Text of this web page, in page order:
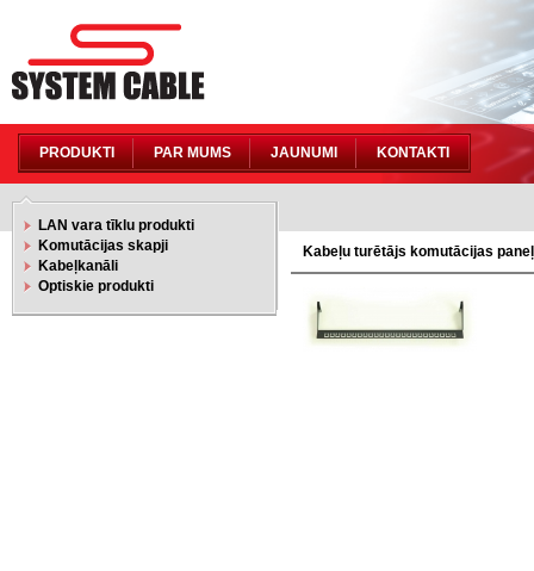
PRODUKTI PAR MUMS JAUNUMI KONTAKTI
LAN vara tīklu produkti
Komutācijas skapji
Kabeļkanāli
Optiskie produkti
Kabeļu turētājs komutācijas